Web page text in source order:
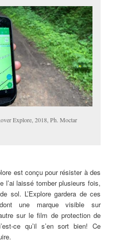
Explore, 2018, Ph. Moctar
est conçu pour résister à des
l’ai laissé tomber plusieurs fois,
sol. L’Explore gardera de ces
une marque visible sur
sur le film de protection de
ce qu’il s’en sort bien! Ce